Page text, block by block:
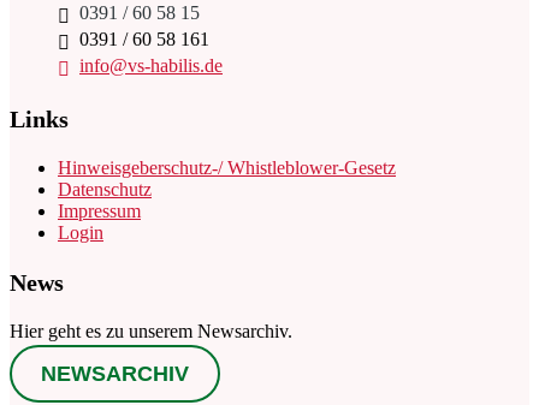
0391 / 60 58 15
0391 / 60 58 161
info@vs-habilis.de
Links
Hinweisgeberschutz-/ Whistleblower-Gesetz
Datenschutz
Impressum
Login
News
Hier geht es zu unserem Newsarchiv.
NEWSARCHIV